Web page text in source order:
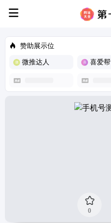
赞助展示位
微推达人 喜爱帮
0